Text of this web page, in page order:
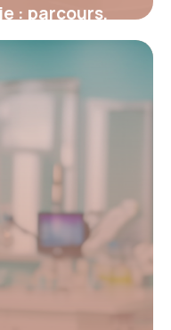
: parcours,
du métier